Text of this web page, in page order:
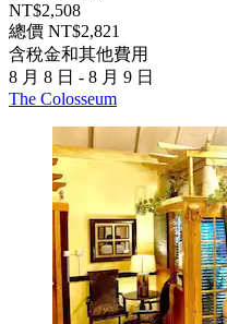
NT$2,508
總價 NT$2,821
含稅金和其他費用
8 月 8 日 - 8 月 9 日
The Colosseum